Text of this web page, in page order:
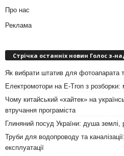
Про нас
Реклама
Стрічка останніх новин Голос з-
Як вибрати штатив для фотоапарата
Електромотори на E-Tron з розборки:
Чому китайський «хайтек» на
втручання програміста
Глиняний посуд України: душа землі,
Труби для водопроводу та
експлуатації